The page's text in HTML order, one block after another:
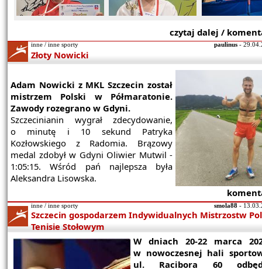
czytaj dalej /
inne / inne sporty paulinus -
Złoty Nowicki
Adam Nowicki z MKL Szczecin został
mistrzem Polski w Półmaratonie.
Zawody rozegrano w Gdyni.
Szczecinianin wygrał zdecydowanie,
o minutę i 10 sekund Patryka
Kozłowskiego z Radomia. Brązowy
medal zdobył w Gdyni Oliwier Mutwil -
1:05:15. Wśród pań najlepsza była
Aleksandra Lisowska.
inne / inne sporty smola88 -
Szczecin gospodarzem Indywidualnych Mistrzostw
Tenisie Stołowym
W dniach 20-22 marca
w nowoczesnej hali
ul. Racibora 60